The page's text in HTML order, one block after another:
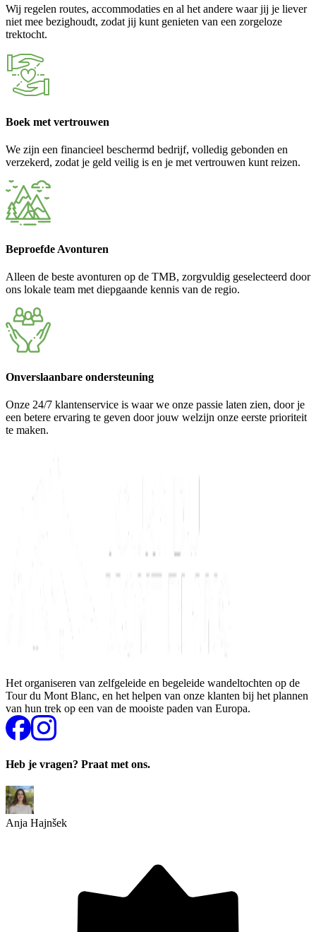
Wij regelen routes, accommodaties en al het andere waar jij je liever
niet mee bezighoudt, zodat jij kunt genieten van een zorgeloze
trektocht.
Boek met vertrouwen
We zijn een financieel beschermd bedrijf, volledig gebonden en
verzekerd, zodat je geld veilig is en je met vertrouwen kunt reizen.
Beproefde Avonturen
Alleen de beste avonturen op de TMB, zorgvuldig geselecteerd door
ons lokale team met diepgaande kennis van de regio.
Onverslaanbare ondersteuning
Onze 24/7 klantenservice is waar we onze passie laten zien, door je
een betere ervaring te geven door jouw welzijn onze eerste prioriteit
te maken.
Het organiseren van zelfgeleide en begeleide wandeltochten op de
Tour du Mont Blanc, en het helpen van onze klanten bij het plannen
van hun trek op een van de mooiste paden van Europa.
Heb je vragen? Praat met ons.
Anja Hajnšek